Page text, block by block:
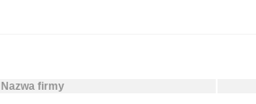
Nazwa firmy